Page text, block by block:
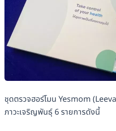
ชุดตรวจฮอร์โมน Yesmom
ภาวะเจริญพันธุ์ 6 รายการดังนี้